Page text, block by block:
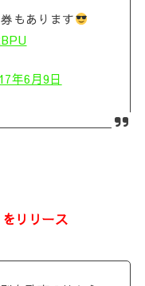
もあります
年6月9日
リリース